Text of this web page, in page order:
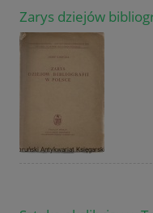
Zarys dziejów